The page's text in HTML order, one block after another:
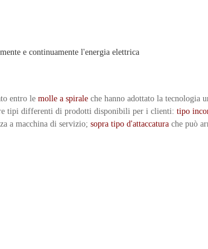
e continuamente l'energia elettrica
entro le molle a spirale che hanno adottato la tecnologia
tipi differenti di prodotti disponibili per i clienti: tipo
a macchina di servizio; sopra tipo d'attaccatura che può